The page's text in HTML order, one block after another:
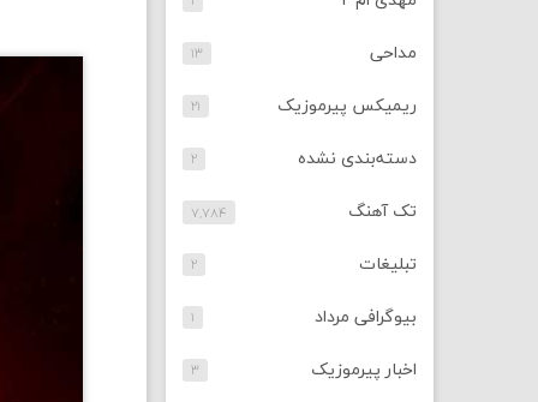
مداحی ۱۳
ریمیکس پیرموزیک ۲۱
دسته‌بندی نشده ۲
تک آهنگ ۷,۷۸۴
تبلیغات ۲
بیوگرافی مرداد ۱
اخبار پیرموزیک ۳